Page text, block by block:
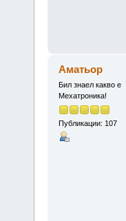
Аматьор
Бил знаел какво е
Мехатроника!
Публикации: 107